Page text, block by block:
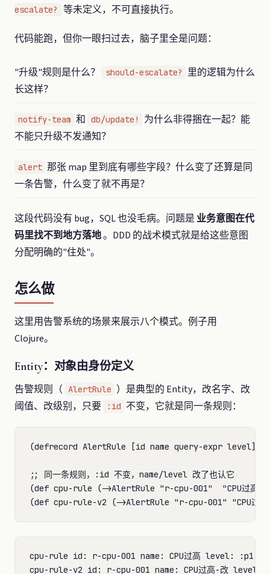
escalate?
等未定义，不可直接执行。
代码能跑，但你一眼扫过去，脑子里全是问题：
"升级"规则是什么？ should-escalate? 里的逻辑为什么
长这样？
notify-team 和 db/update!
为什么非得捆在一起？能
不能只升级不发通知？
alert 那张 map 里到底有哪些字段？什么变了还算是同
一条告警，什么变了就不再是？
这段代码没有 bug，SQL 也没毛病。问题是业务意图在代
码里找不到地方落地。DDD 的战术模式就是给这些意图
分配明确的"住处"。
怎么做
这里用告警系统的场景来展示八个模式。例子用
Clojure。
Entity：对象由身份定义
告警规则（ AlertRule ）是典型的 Entity，改名字、改
阈值、改级别，只要
:id 不变，它就是同一条规则：
(defrecord AlertRule [id name query-expr level])
;; 同一条规则，:id 不变，name/level 改了也认它
(def cpu-rule (->AlertRule "r-cpu-001"  "CPU过高
cpu-rule id: r-cpu-001 name: CPU过高 level: :p1
cpu-rule-v2 id: r-cpu-001 name: CPU过高-改 level: